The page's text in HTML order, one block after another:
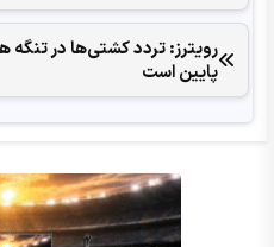
رویترز: تردد کشتی‌ها در
پایین است